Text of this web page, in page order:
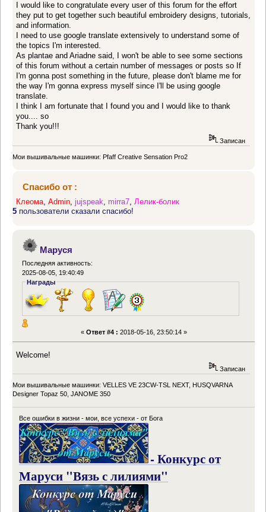
I would like to congratulate every user of this forum for the effort
they put to get together such beautiful embroidery designs, tutorials,
and information.
I need to use google translate extensively to understand some of
the topics I'm interested.
As plantae and Ariadne said, I won't be able to see some sections
of this forum without a certain number of messages or posts so If
I'm gonna post something in the future, please don't blame me for
the way I'm gonna express myself since I'll be using google
translate.
I think I am fortunate that I found you and I would like to thank
you.... so
Thank you!!!
Записан
Мои вышивальные машинки: Pfaff Creative Sensation Pro2
Спасибо от :
Клеома ,Admin ,jujspeak mirra7 Лелик-болик
5 пользователи сказали спасибо!
Маруся
Последняя активность:
2025-08-05, 19:40:49
Награды
« Ответ #4 : 2018-05-16, 23:50:14 »
Welcome!
Записан
Мои вышивальные машинки: VELLES VE 23CW-TSL NEXT, HUSQVARNA
Designer Topaz 50, JANOME 350
Все ошибки в жизни - мои, все успехи - от Бога
- Конкурс от
Маруси "Вязь с лилиями"